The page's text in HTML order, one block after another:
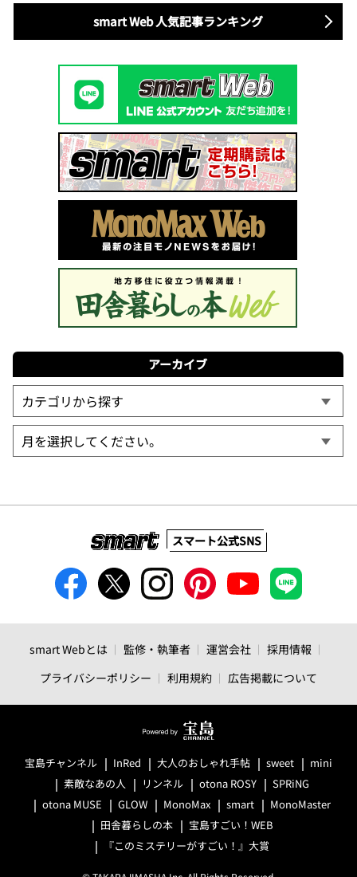
smart Web 人気記事ランキング
アーカイブ
スマート公式SNS
smart Webとは 監修・執筆者 運営会社
採用情報
プライバシーポリシー
利用規約 広告掲載について
宝島チャンネル InRed 大人のおしゃれ手帖 sweet
mini
素敵なあの人
リンネル otona ROSY
SPRiNG
otona MUSE
GLOW MonoMax smart
MonoMaster
田舎暮らしの本
宝島すごい！WEB
『このミステリーがすごい！』大賞